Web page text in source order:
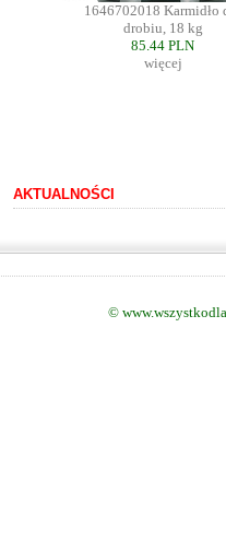
1646702018 Karmidło
drobiu, 18 kg
85.44 PLN
więcej
AKTUALNOŚCI
©